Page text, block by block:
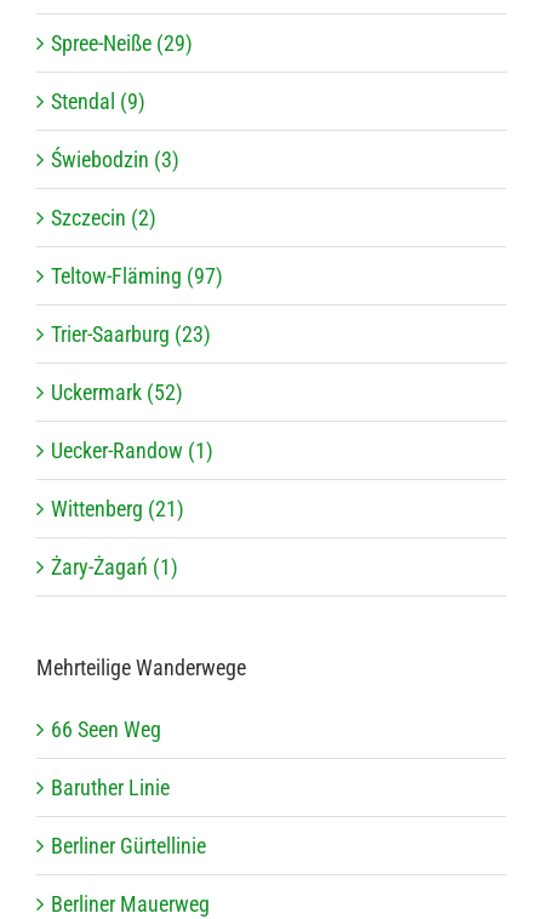
Spree-Neiße (29)
Stendal (9)
Świebodzin (3)
Szczecin (2)
Teltow-Fläming (97)
Trier-Saarburg (23)
Uckermark (52)
Uecker-Randow (1)
Wittenberg (21)
Żary-Żagań (1)
Mehr­tei­lige Wanderwege
66 Seen Weg
Baru­ther Linie
Ber­li­ner Gürtellinie
Ber­li­ner Mauerweg